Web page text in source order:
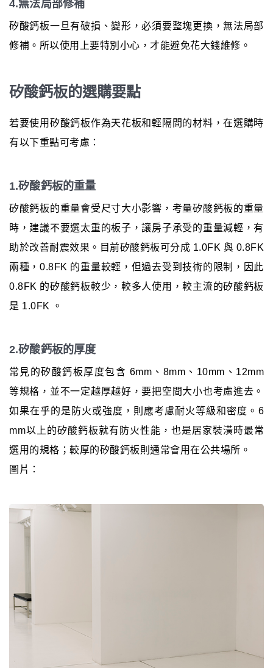
4.無法局部修補
矽酸鈣板一旦有破損、變形，必須要整塊更換，無法局部
修補。所以使用上要特別小心，才能避免花大錢維修。
矽酸鈣板的選購要點
若要使用矽酸鈣板作為天花板和輕隔間的材料，在選購時
有以下重點可考慮：
1.矽酸鈣板的重量
矽酸鈣板的重量會受尺寸大小影響，考量矽酸鈣板的重量
時，建議不要選太重的板子，讓房子承受的重量減輕，有
助於改善耐震效果。目前矽酸鈣板可分成 1.0FK 與 0.8FK
兩種，0.8FK 的重量較輕，但過去受到技術的限制，因此
0.8FK 的矽酸鈣板較少，較多人使用，較主流的矽酸鈣板
是 1.0FK 。
2.矽酸鈣板的厚度
常見的矽酸鈣板厚度包含 6mm、8mm、10mm、12mm
等規格，並不一定越厚越好，要把空間大小也考慮進去。
如果在乎的是防火或強度，則應考慮耐火等級和密度。6
mm以上的矽酸鈣板就有防火性能，也是居家裝潢時最常
選用的規格；較厚的矽酸鈣板則通常會用在公共場所。
圖片：